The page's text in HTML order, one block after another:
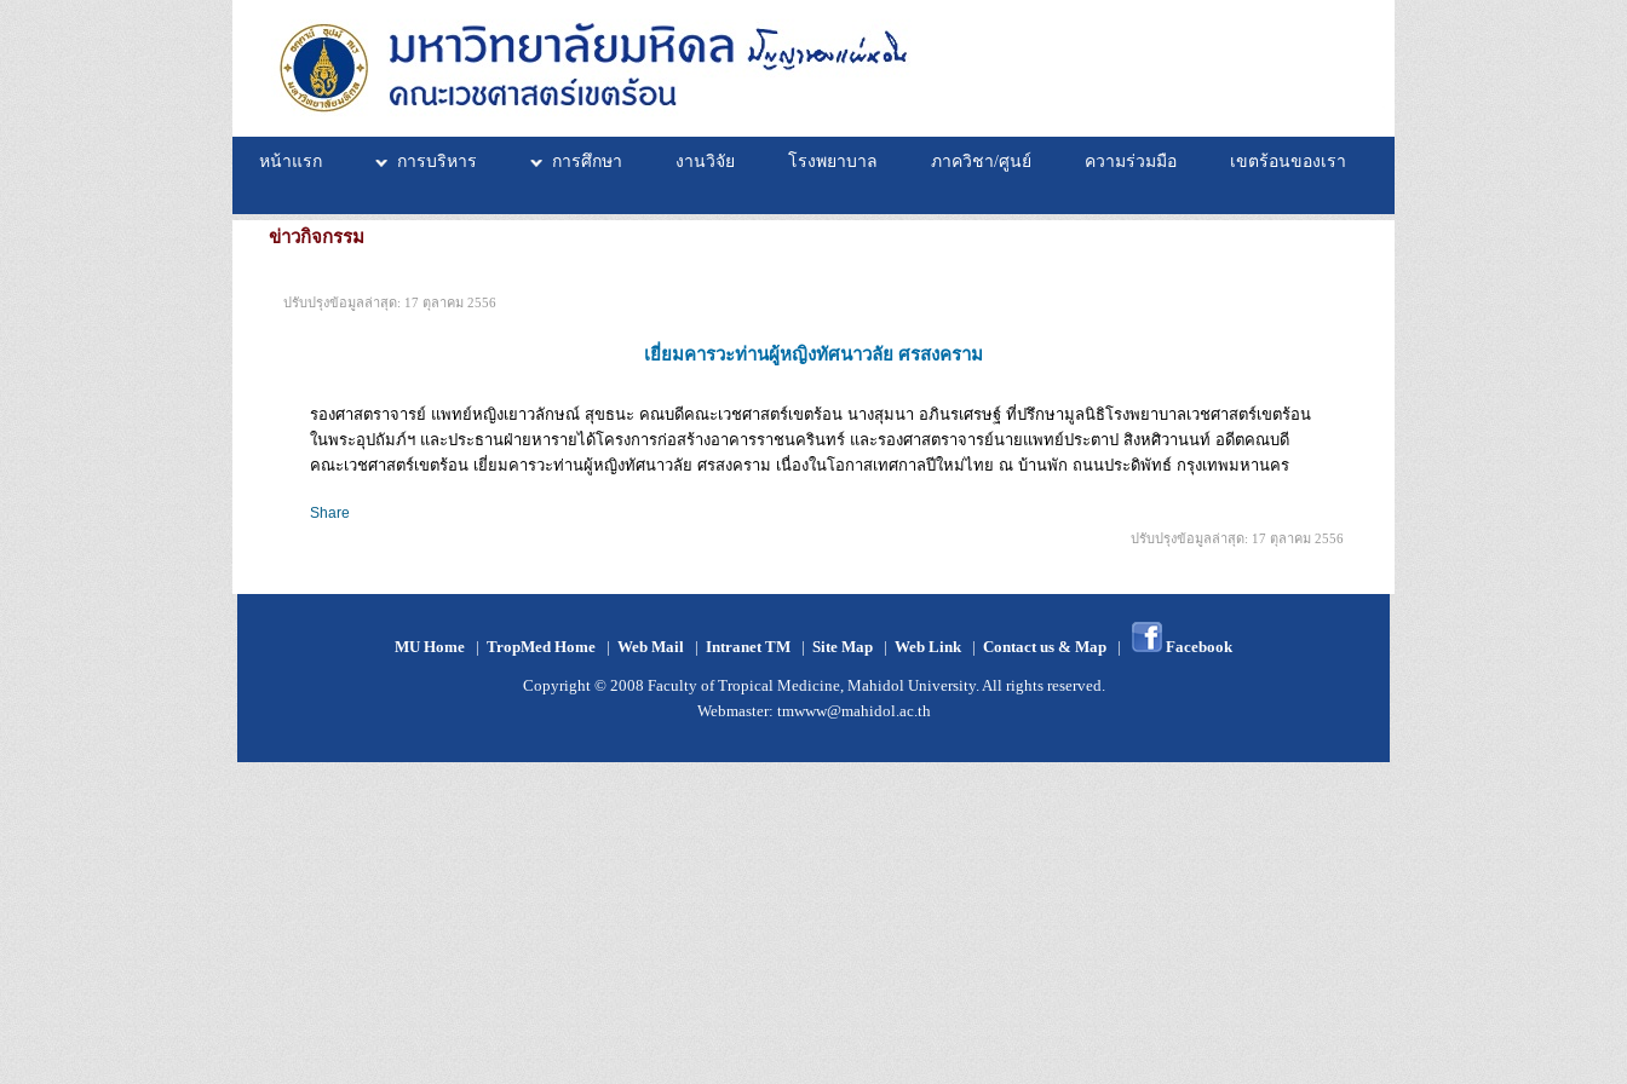
หน้าแรก การบริหาร การศึกษา งานวิจัย โรงพยาบาล ภาควิชา/ศูนย์ ความร่วมมือ เขตร้อนของเรา
ข่าวกิจกรรม
ปรับปรุงข้อมูลล่าสุด: 17 ตุลาคม 2556
เยี่ยมคารวะท่านผู้หญิงทัศนาวลัย ศรสงคราม
รองศาสตราจารย์ แพทย์หญิงเยาวลักษณ์ สุขธนะ คณบดีคณะเวชศาสตร์เขตร้อน นางสุมนา อภินรเศรษฐ์ ที่ปรึกษามูลนิธิโรงพยาบาลเวชศาสตร์เขตร้อน
ในพระอุปถัมภ์ฯ และประธานฝ่ายหารายได้โครงการก่อสร้างอาคารราชนครินทร์ และรองศาสตราจารย์นายแพทย์ประตาป สิงหศิวานนท์ อดีตคณบดี
คณะเวชศาสตร์เขตร้อน เยี่ยมคารวะท่านผู้หญิงทัศนาวลัย ศรสงคราม เนื่องในโอกาสเทศกาลปีใหม่ไทย ณ บ้านพัก ถนนประดิพัทธ์ กรุงเทพมหานคร
Share
ปรับปรุงข้อมูลล่าสุด: 17 ตุลาคม 2556
MU Home | TropMed Home | Web Mail | Intranet TM | Site Map | Web Link | Contact us & Map | Facebook
Copyright © 2008 Faculty of Tropical Medicine, Mahidol University. All rights reserved.
Webmaster: tmwww@mahidol.ac.th